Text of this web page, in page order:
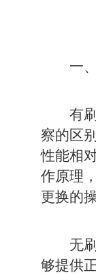
一、
有刷电
察的区
性能相
作原理
更换的
无刷电
够提供